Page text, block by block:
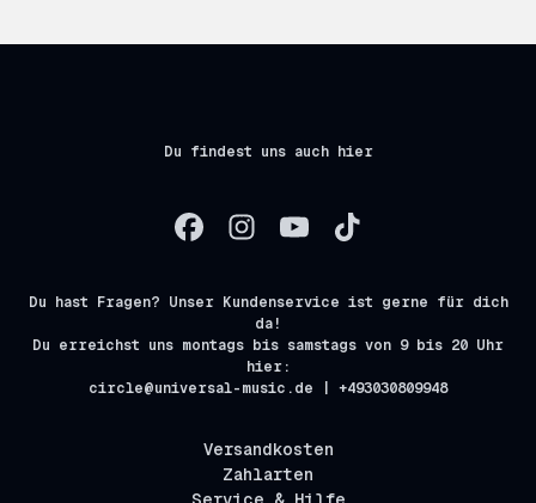
Du findest uns auch hier
Du hast Fragen? Unser Kundenservice ist gerne für dich
da!
Du erreichst uns montags bis samstags von 9 bis 20 Uhr
hier:
circle@universal-music.de | +493030809948
Versandkosten
Zahlarten